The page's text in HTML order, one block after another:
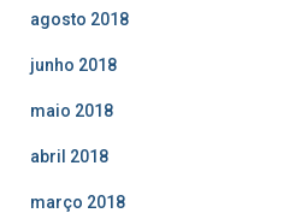
agosto 2018
junho 2018
maio 2018
abril 2018
março 2018